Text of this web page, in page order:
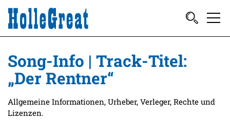
Song-Info | Track-Titel:
„Der Rentner“
Allgemeine Informationen, Urheber, Verleger, Rechte und
Lizenzen.